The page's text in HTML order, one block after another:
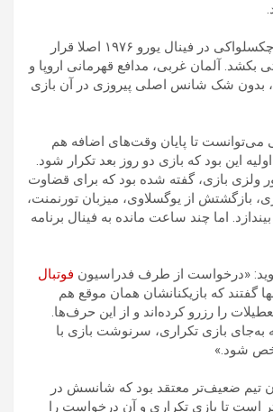
مسابقه آنها مقابل چکسلواکی در فینال یورو ۱۹۷۶ اصلا قرار
بکشد. آلمان غربی، مدافع قهرمانی اروپا و
بدون شک شانس اصلی پیروزی در آن بازی
می‌توانست تا پایان وقت‌های اضافه هم
اولیه این بود که بازی دو روز بعد تکرار شود.
ولزی بازی، گفته شده بود که برای قضاوت
بازگشتش از یوگسلاوی، میزبان تورنمنت،
اما چند ساعت مانده به فینال برنامه
«درخواست از طرف فدراسیون فوتبال
گفتند که بازیکنانشان همان موقع هم
را رزرو کرده‌اند و از این حرف‌ها.
بازی تکراری، سرنوشت بازی با
شود.»
تیم ضعیف‌تر معتقد بود که شانسش در
است تا بازی تکراری و آن درخواست را